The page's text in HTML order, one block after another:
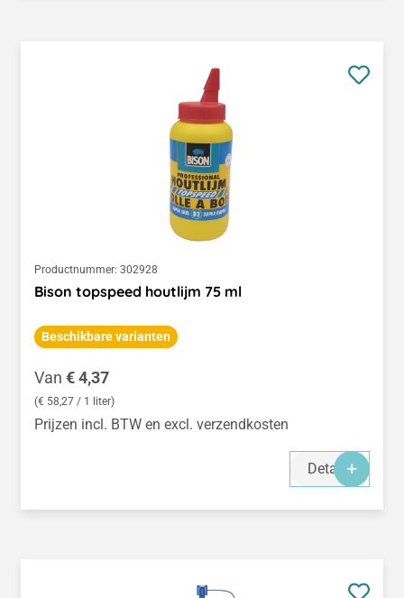
Productnummer: 302928
Bison topspeed houtlijm 75 ml
Beschikbare varianten
Normale prijs:
Van € 4,37
(€ 58,27 / 1 liter)
Prijzen incl. BTW en excl. verzendkosten
Details